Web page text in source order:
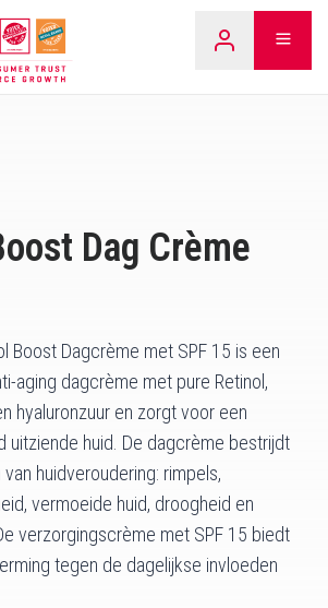
LEARN
Dag Crème
Boost Dagcrème met SPF 15 is een
aging dagcrème met pure Retinol,
hyaluronzuur en zorgt voor een
uitziende huid. De dagcrème bestrijdt
huidveroudering: rimpels,
vermoeide huid, droogheid en
verzorgingscrème met SPF 15 biedt
tegen de dagelijkse invloeden